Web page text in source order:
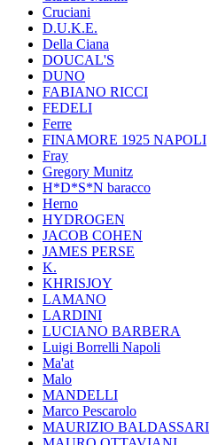
Cruciani
D.U.K.E.
Della Ciana
DOUCAL'S
DUNO
FABIANO RICCI
FEDELI
Ferre
FINAMORE 1925 NAPOLI
Fray
Gregory Munitz
H*D*S*N baracco
Herno
HYDROGEN
JACOB COHEN
JAMES PERSE
K.
KHRISJOY
LAMANO
LARDINI
LUCIANO BARBERA
Luigi Borrelli Napoli
Ma'at
Malo
MANDELLI
Marco Pescarolo
MAURIZIO BALDASSARI